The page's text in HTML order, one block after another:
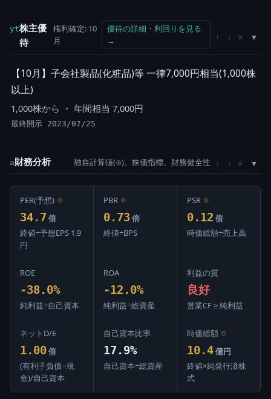
yt株主優
待
権利確定: 10
月
優待の詳細・利回りを見る
→
↑ ↓ ×
【10月】子会社製品(化粧品)等 一律7,000円相当(1,000株
以上)
1,000株から ・ 年間相当 7,000円
最終開示 2023/07/25
a財務分析 独自計算値(⊙)、株価指標、財務健全性 ↑ ↓ ×
PER(予想) ⊙
34.7 倍
終値÷予想EPS 1.9
円
PBR ⊙
0.73 倍
終値÷BPS
PSR ⊙
0.12 倍
時価総額÷売上高
ROE
-38.0%
純利益÷自己資本
ROA
-12.0%
純利益÷総資産
利益の質
良好
営業CF ≥ 純利益
ネットD/E
1.00 倍
(有利子負債−現
金)/自己資本
自己資本比率
17.9%
自己資本÷総資産
時価総額 ⊙
10.4 億円
終値×純発行済株
式